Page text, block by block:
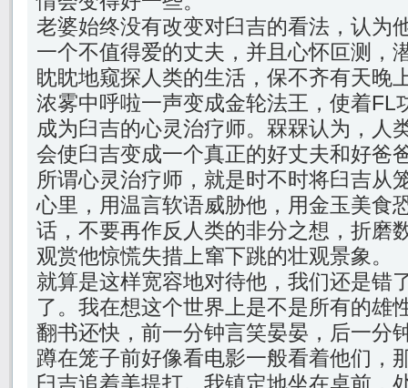
老婆始终没有改变对臼吉的看法，认为
一个不值得爱的丈夫，并且心怀叵测，
眈眈地窥探人类的生活，保不齐有天晚
浓雾中呼啦一声变成金轮法王，使着FL
成为臼吉的心灵治疗师。槑槑认为，人
会使臼吉变成一个真正的好丈夫和好爸
所谓心灵治疗师，就是时不时将臼吉从
心里，用温言软语威胁他，用金玉美食
话，不要再作反人类的非分之想，折磨
观赏他惊慌失措上窜下跳的壮观景象。
就算是这样宽容地对待他，我们还是错
了。我在想这个世界上是不是所有的雄
翻书还快，前一分钟言笑晏晏，后一分
蹲在笼子前好像看电影一般看着他们，